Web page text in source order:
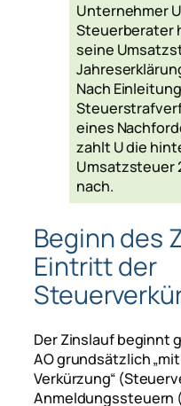
Unternehmer
Steuerberater
seine
Nach
eines
zahlt U die
Umsatzsteuer
nach.
Beginn des
Eintritt der
Der Zinslauf beginnt
AO grundsätzlich
Verkürzung“
Anmeldungssteuern